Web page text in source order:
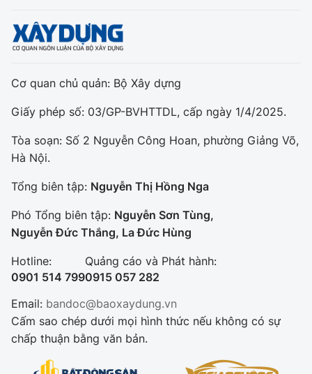
Cơ quan chủ quản: Bộ Xây dựng
Giấy phép số: 03/GP-BVHTTDL, cấp ngày 1/4/2025.
Tòa soạn: Số 2 Nguyễn Công Hoan, phường Giảng Võ,
Hà Nội.
Tổng biên tập: Nguyễn Thị Hồng Nga
Phó Tổng biên tập: Nguyễn Sơn Tùng,
Nguyễn Đức Thắng, La Đức Hùng
Hotline:
0901 514 799
Quảng cáo và Phát hành:
0915 057 282
Email: bandoc@baoxaydung.vn
Cấm sao chép dưới mọi hình thức nếu không có sự
chấp thuận bằng văn bản.